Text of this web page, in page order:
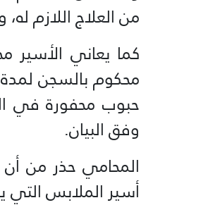
من العلاج اللازم له،
محكوم بالسجن
حبوب محفورة في
وفق البيان.
المحامي حذر من
أسير الملابس التي